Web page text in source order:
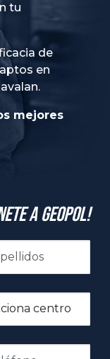
tu
de
en
mejores
a GeoPol!